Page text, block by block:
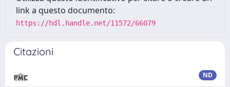
link a questo documento:
https://hdl.handle.net/11572/66079
Citazioni
ND